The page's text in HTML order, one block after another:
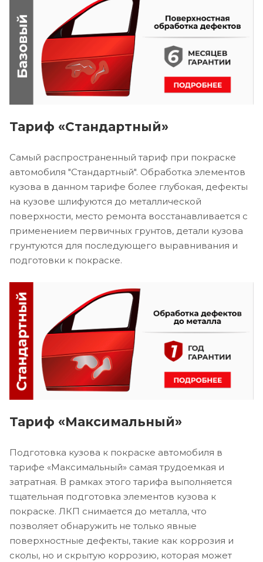
Тариф «Стандартный»
Самый распространенный тариф при покраске
автомобиля "Стандартный". Обработка элементов
кузова в данном тарифе более глубокая, дефекты
на кузове шлифуются до металлической
поверхности, место ремонта восстанавливается с
применением первичных грунтов, детали кузова
грунтуются для последующего выравнивания и
подготовки к покраске.
Тариф «Максимальный»
Подготовка кузова к покраске автомобиля в
тарифе «Максимальный» самая трудоемкая и
затратная. В рамках этого тарифа выполняется
тщательная подготовка элементов кузова к
покраске. ЛКП снимается до металла, что
позволяет обнаружить не только явные
поверхностные дефекты, такие как коррозия и
сколы, но и скрытую коррозию, которая может